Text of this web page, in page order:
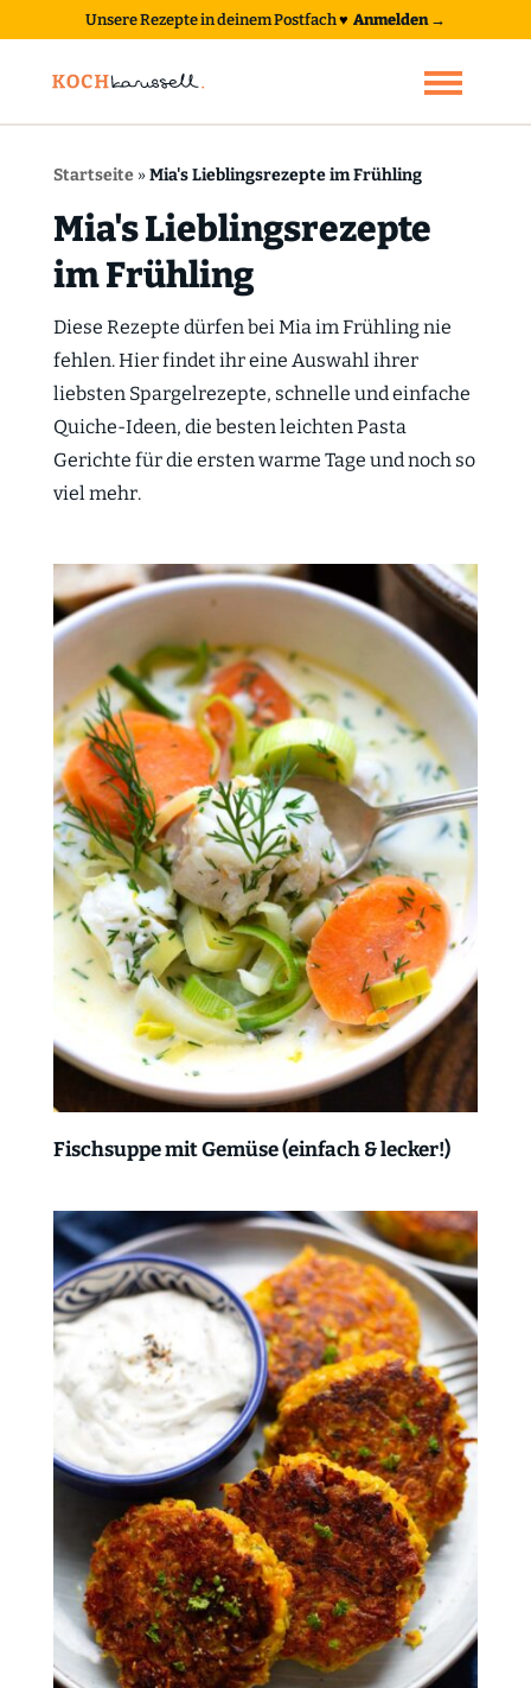
Unsere Rezepte in deinem Postfach♥ Anmelden →
Startseite»Mia's Lieblingsrezepte im Frühling
Mia's Lieblingsrezepte
im Frühling
Diese Rezepte dürfen bei Mia im Frühling nie
fehlen. Hier findet ihr eine Auswahl ihrer
liebsten Spargelrezepte, schnelle und einfache
Quiche-Ideen, die besten leichten Pasta
Gerichte für die ersten warme Tage und noch so
viel mehr.
Fischsuppe mit Gemüse (einfach & lecker!)